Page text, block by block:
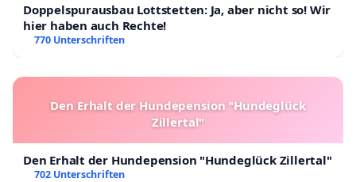
Doppelspurausbau Lottstetten: Ja, aber nicht so! Wir
hier haben auch Rechte!
770 Unterschriften
Den Erhalt der Hundepension "Hundeglück
Zillertal"
Den Erhalt der Hundepension "Hundeglück Zillertal"
702 Unterschriften